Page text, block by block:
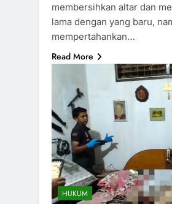
membersihkan altar dan
lama dengan yang baru,
mempertahankan…
Read More
HUKUM